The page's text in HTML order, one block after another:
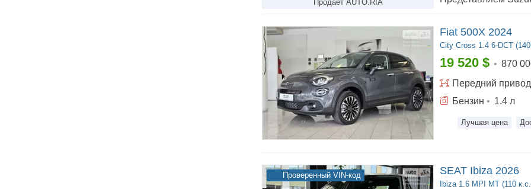
Продает AUTO.RIA
Fiat 500X 2024
City Cross 1.4 6-DCT
19 520 $ • 870
Передний привод
Бензин • 1.4 л
Лучшая цена
SEAT Ibiza 2026
Ibiza 1.6 MPI MT (110
Проверенный VIN-код